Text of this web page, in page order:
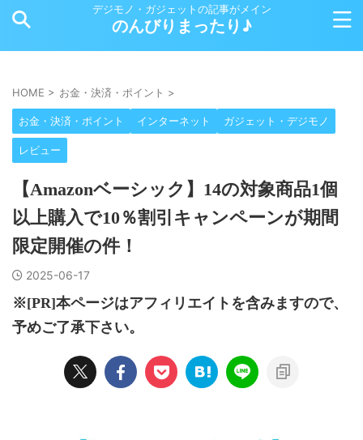
デジモノ・ガジェットの記事がメイン
のんびりまったり♪
HOME > お金・決済・ポイント >
お金・決済・ポイント インターネット ガジェット・デジモノ
レビュー
【Amazonベーシック】14の対象商品1個
以上購入で10％割引キャンペーンが期間
限定開催の件！
2025-06-17
※[PR]本ページはアフィリエイトを含みますので、
予めご了承下さい。